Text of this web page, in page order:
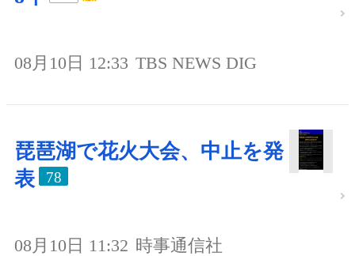
08月10日 12:33 TBS NEWS DIG
琵琶湖で花火大会、中止を発
表
78
08月10日 11:32 時事通信社